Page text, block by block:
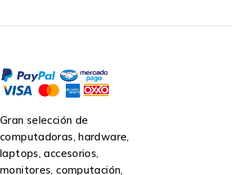
Supply type
Colores de impresión
Gran selección de
computadoras, hardware,
laptops, accesorios,
monitores, computación,